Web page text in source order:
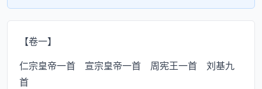
【卷一】
仁宗皇帝一首 宣宗皇帝一首 周宪王一首 刘基九
首